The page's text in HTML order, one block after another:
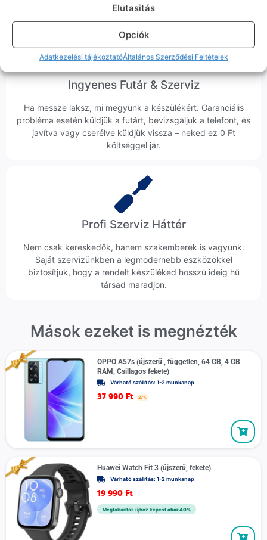
Elutasitás
Opciók
Adatkezelési tájékoztatóÁltalános Szerződési Feltételek
veszik az ügyedet.
Ingyenes Futár & Szerviz
Ha messze laksz, mi megyünk a készülékért. Garanciális
probléma esetén küldjük a futárt, bevizsgáljuk a telefont, és
javítva vagy cserélve küldjük vissza – neked ez 0 Ft
költséggel jár.
Profi Szerviz Háttér
Nem csak kereskedők, hanem szakemberek is vagyunk.
Saját szervizünkben a legmodernebb eszközökkel
biztosítjuk, hogy a rendelt készüléked hosszú ideig hű
társad maradjon.
Mások ezeket is megnézték
OPPO A57s (újszerű , független, 64 GB, 4 GB
RAM, Csillagos fekete)
Várható szállítás: 1-2 munkanap
37 990 Ft 27%
Huawei Watch Fit 3 (újszerű, fekete)
Várható szállítás: 1-2 munkanap
19 990 Ft
Megtakarítás újhoz képest akár 40%